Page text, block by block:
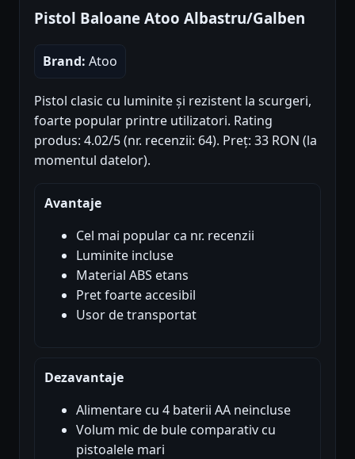
Pistol Baloane Atoo Albastru/Galben
Brand: Atoo
Pistol clasic cu luminite și rezistent la scurgeri,
foarte popular printre utilizatori. Rating
produs: 4.02/5 (nr. recenzii: 64). Preț: 33 RON (la
momentul datelor).
Avantaje
Cel mai popular ca nr. recenzii
Luminite incluse
Material ABS etans
Pret foarte accesibil
Usor de transportat
Dezavantaje
Alimentare cu 4 baterii AA neincluse
Volum mic de bule comparativ cu
pistoalele mari